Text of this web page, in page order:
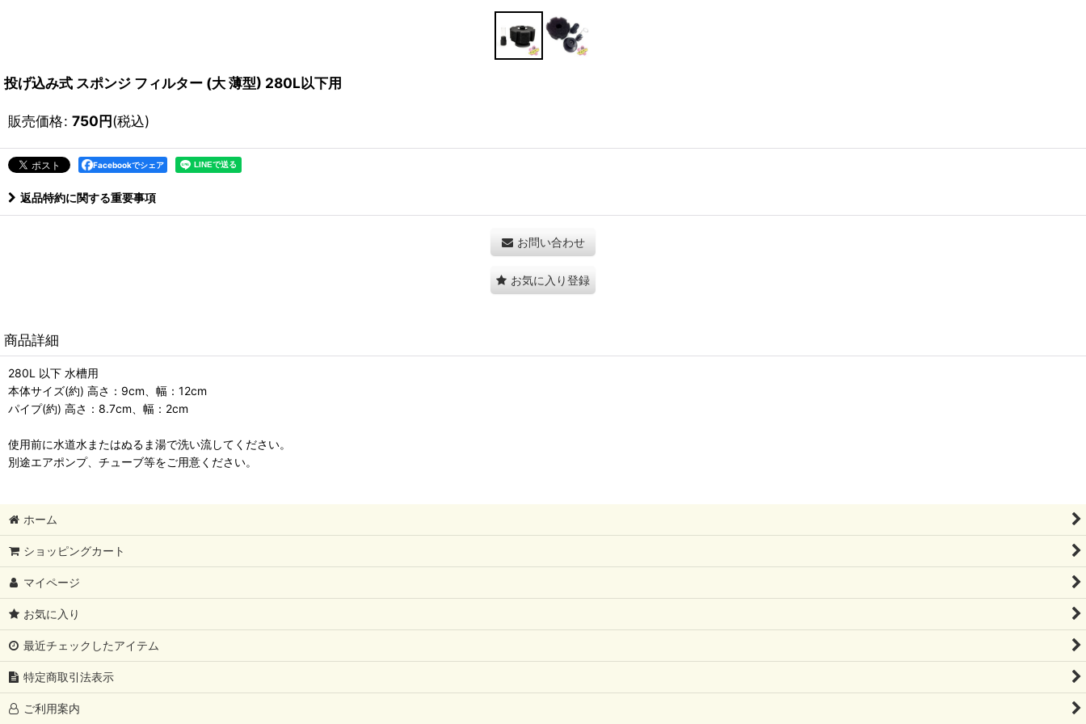
投げ込み式 スポンジ フィルター (大 薄型) 280L以下用
販売価格: 750円(税込)
Facebookでシェア
返品特約に関する重要事項
お問い合わせ
お気に入り登録
商品詳細
280L 以下 水槽用
本体サイズ(約) 高さ：9cm、幅：12cm
パイプ(約) 高さ：8.7cm、幅：2cm
使用前に水道水またはぬるま湯で洗い流してください。
別途エアポンプ、チューブ等をご用意ください。
ホーム
ショッピングカート
マイページ
お気に入り
最近チェックしたアイテム
特定商取引法表示
ご利用案内